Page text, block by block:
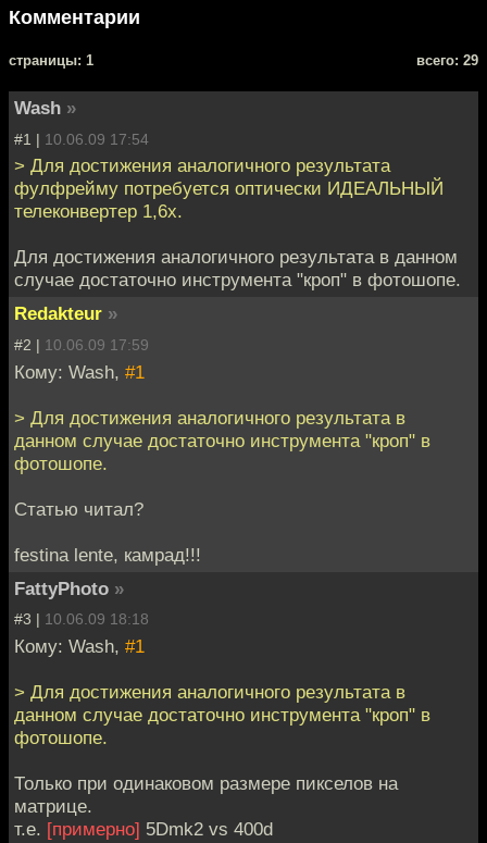
Комментарии
cтраницы: 1 всего: 29
Wash »
#1 | 10.06.09 17:54
> Для достижения аналогичного результата
фулфрейму потребуется оптически ИДЕАЛЬНЫЙ
телеконвертер 1,6х.
Для достижения аналогичного результата в данном
случае достаточно инструмента "кроп" в фотошопе.
Redakteur »
#2 | 10.06.09 17:59
Кому: Wash, #1
> Для достижения аналогичного результата в
данном случае достаточно инструмента "кроп" в
фотошопе.
Статью читал?
festina lente, камрад!!!
FattyPhoto »
#3 | 10.06.09 18:18
Кому: Wash, #1
> Для достижения аналогичного результата в
данном случае достаточно инструмента "кроп" в
фотошопе.
Только при одинаковом размере пикселов на
матрице.
т.е. [примерно] 5Dmk2 vs 400d